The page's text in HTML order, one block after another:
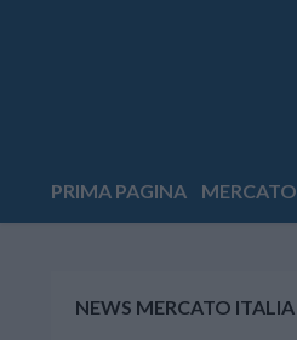
PRIMA PAGINA MERCATO
NEWS MERCATO ITALIA